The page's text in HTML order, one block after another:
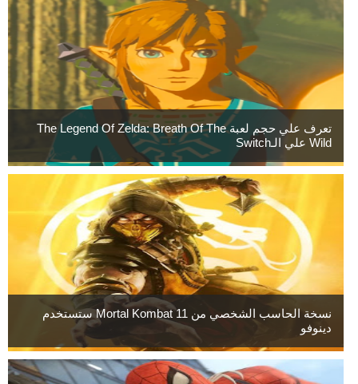
تعرف علي حجم لعبة The Legend Of Zelda: Breath Of The
Wild علي الـSwitch
نسخة الحاسب الشخصي من Mortal Kombat 11 ستستخدم
دينوفو